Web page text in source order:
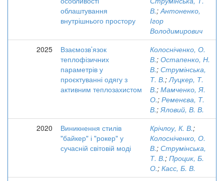
облаштування
внутрішнього простору
В.;Антоненко,
Ігор
Володимирович
2025
Взаємозв’язок
теплофізичних
параметрів у
проєктуванні одягу з
активним теплозахистом
Колосніченко, О.
В.; Остапенко, Н.
В.; Струмінська,
Т. В.;Луцкер, Т.
В.; Мамченко, Я.
О.; Ременєва, Т.
В.;Яловий, В. В.
2020
Виникнення стилів
"байкер" і "рокер" у
сучасній світовій моді
Крічлоу, К. В.;
Колосніченко, О.
В.; Струмінська,
Т. В.; Процик, Б.
О.; Касс, Б. В.